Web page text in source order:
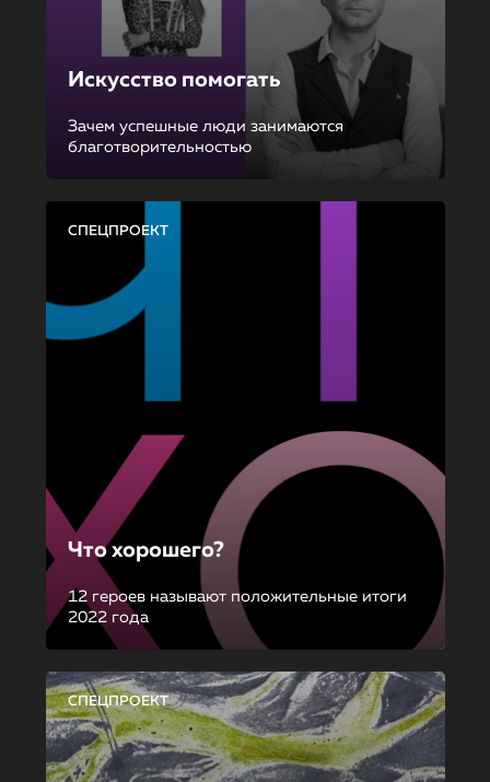
Искусство помогать
Зачем успешные люди занимаются
благотворительностью
СПЕЦПРОЕКТ
Что хорошего?
12 героев называют положительные итоги
2022 года
СПЕЦПРОЕКТ